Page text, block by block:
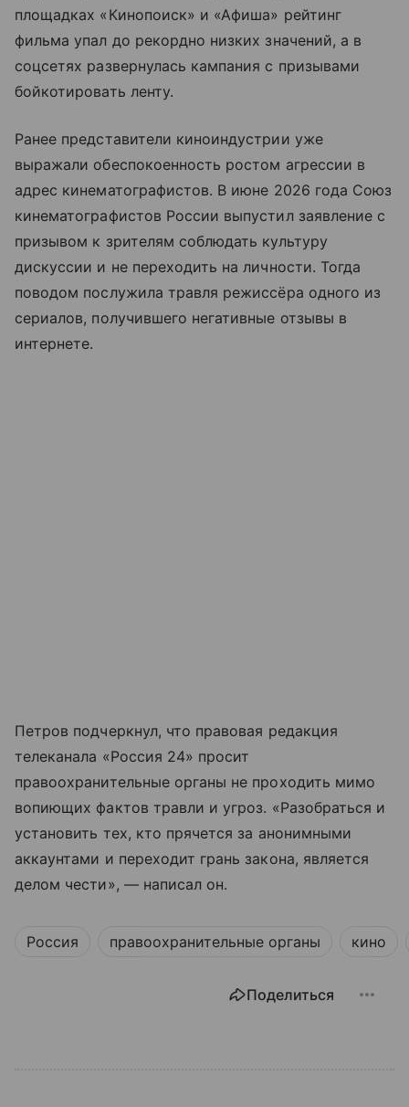
площадках «Кинопоиск» и «Афиша» рейтинг
фильма упал до рекордно низких значений, а в
соцсетях развернулась кампания с призывами
бойкотировать ленту.
Ранее представители киноиндустрии уже
выражали обеспокоенность ростом агрессии в
адрес кинематографистов. В июне 2026 года Союз
кинематографистов России выпустил заявление с
призывом к зрителям соблюдать культуру
дискуссии и не переходить на личности. Тогда
поводом послужила травля режиссёра одного из
сериалов, получившего негативные отзывы в
интернете.
Петров подчеркнул, что правовая редакция
телеканала «Россия 24» просит
правоохранительные органы не проходить мимо
вопиющих фактов травли и угроз. «Разобраться и
установить тех, кто прячется за анонимными
аккаунтами и переходит грань закона, является
делом чести», — написал он.
Россия правоохранительные органы кино
Поделиться